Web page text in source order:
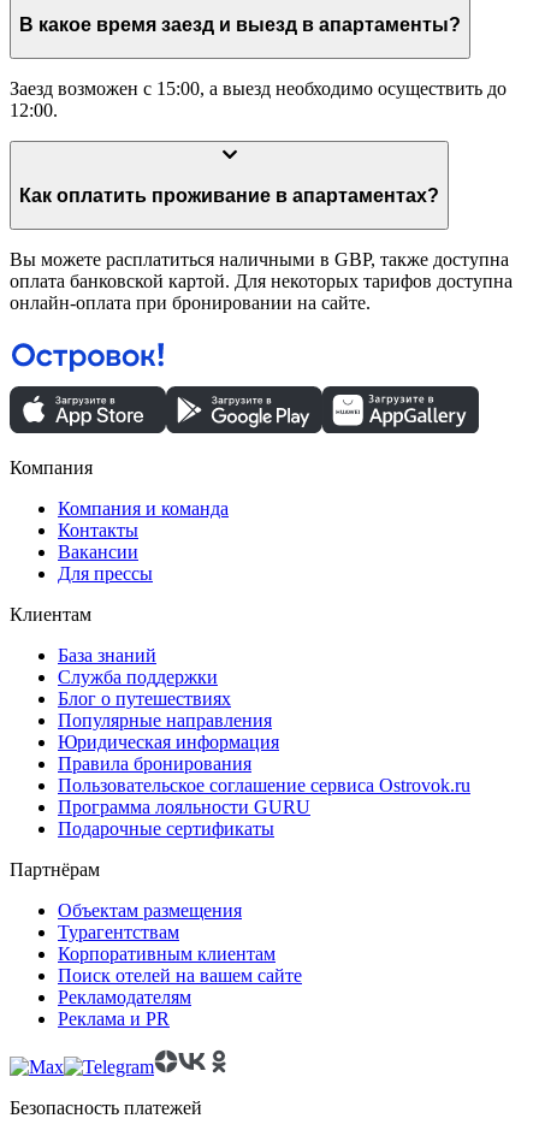
В какое время заезд и выезд в апартаменты?
Заезд возможен с 15:00, а выезд необходимо осуществить до
12:00.
Как оплатить проживание в апартаментах?
Вы можете расплатиться наличными в GBP, также доступна
оплата банковской картой. Для некоторых тарифов доступна
онлайн-оплата при бронировании на сайте.
Компания
Компания и команда
Контакты
Вакансии
Для прессы
Клиентам
База знаний
Служба поддержки
Блог о путешествиях
Популярные направления
Юридическая информация
Правила бронирования
Пользовательское соглашение сервиса Ostrovok.ru
Программа лояльности GURU
Подарочные сертификаты
Партнёрам
Объектам размещения
Турагентствам
Корпоративным клиентам
Поиск отелей на вашем сайте
Рекламодателям
Реклама и PR
Безопасность платежей